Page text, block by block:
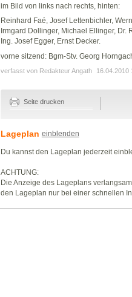
im Bild von links nach rechts, hinten:
Reinhard Faé, Josef Lettenbichler,
Irmgard Dollinger, Michael Ellinger, Dr.
Ing. Josef Egger, Ernst Decker.
vorne sitzend: Bgm-Stv. Georg
verfasst von Redakteur Angath 16.04.2010
Seite drucken
Lageplan einblenden
Du kannst den Lageplan jederzeit
ACHTUNG:
Die Anzeige des Lageplans
den Lageplan nur bei einer schnellen